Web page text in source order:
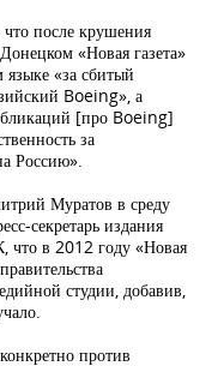
после крушения
«Новая газета»
«за сбитый
Boeing», а
[про Boeing]
за
Россию».
Муратов в среду
секретарь издания
что в 2012 году «Новая
студии, добавив,
против